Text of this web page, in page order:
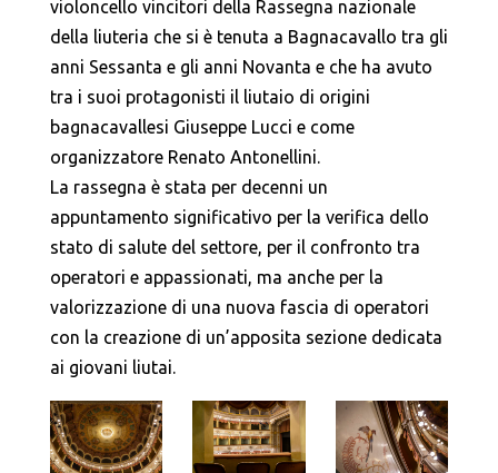
violoncello vincitori della Rassegna nazionale
della liuteria che si è tenuta a Bagnacavallo tra gli
anni Sessanta e gli anni Novanta e che ha avuto
tra i suoi protagonisti il liutaio di origini
bagnacavallesi Giuseppe Lucci e come
organizzatore Renato Antonellini.
La rassegna è stata per decenni un
appuntamento significativo per la verifica dello
stato di salute del settore, per il confronto tra
operatori e appassionati, ma anche per la
valorizzazione di una nuova fascia di operatori
con la creazione di un’apposita sezione dedicata
ai giovani liutai.